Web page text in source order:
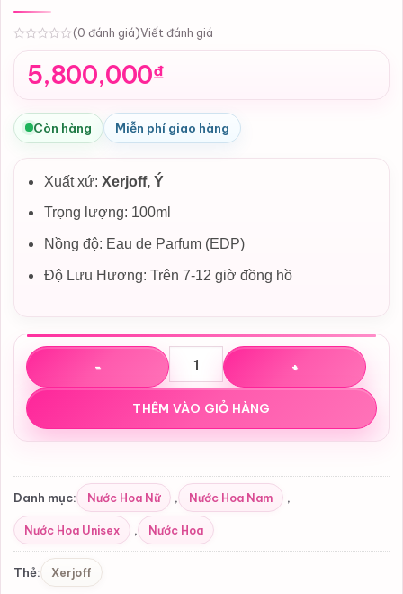
(0 đánh giá)Viết đánh giá
5,800,000₫
Còn hàng Miễn phí giao hàng
Xuất xứ: Xerjoff, Ý
Trọng lượng: 100ml
Nồng độ: Eau de Parfum (EDP)
Độ Lưu Hương: Trên 7-12 giờ đồng hồ
Nước hoa Xerjoff 1861 Naxos EDP số lượng
THÊM VÀO GIỎ HÀNG
Danh mục: Nước Hoa Nữ , Nước Hoa Nam ,
Nước Hoa Unisex , Nước Hoa
Thẻ: Xerjoff